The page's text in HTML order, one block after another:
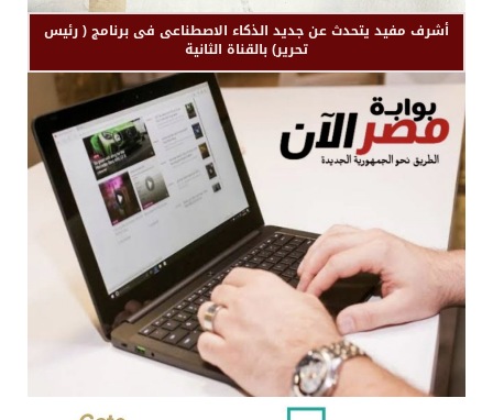
أشرف مفيد يتحدث عن جديد الذكاء الاصطناعى فى برنامج ( رئيس
تحرير) بالقناة الثانية